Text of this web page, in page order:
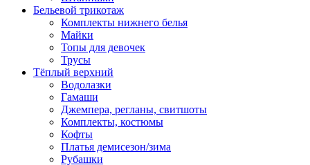
Бельевой трикотаж
Комплекты нижнего белья
Майки
Топы для девочек
Трусы
Тёплый верхний
Водолазки
Гамаши
Джемпера, регланы, свитшоты
Комплекты, костюмы
Кофты
Платья демисезон/зима
Рубашки